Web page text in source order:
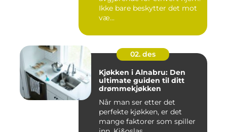
Ikke bare beskytter det mot
væ...
02. des
Kjøkken i Alnabru: Den
ultimate guiden til ditt
drømmekjøkken
Når man ser etter det
perfekte kjøkken, er det
mange faktorer som spiller